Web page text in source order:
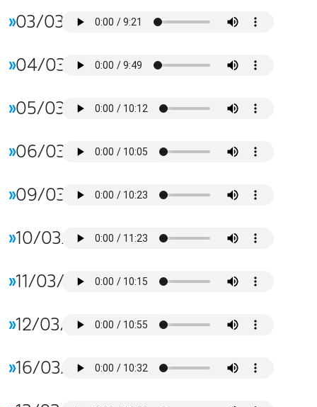
»03/03/2026
»04/03/2026
»05/03/2026
»06/03/2026
»09/03/2026
»10/03/2026
»11/03/2026
»12/03/2026
»16/03/2026